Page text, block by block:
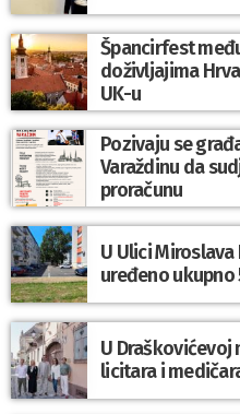
Špancirfest
doživljajima
UK-u
Pozivaju se
Varaždinu da
proračunu
U Ulici
uređeno
U Draškovićevoj
licitara i